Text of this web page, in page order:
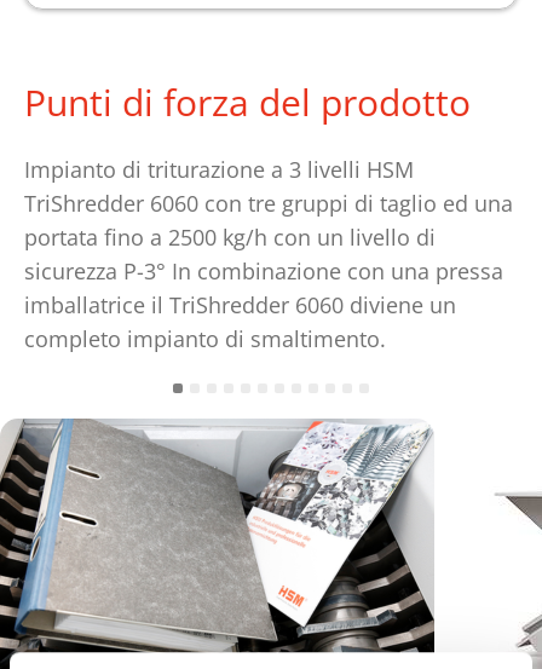
Punti di forza del prodotto
Impianto di triturazione a 3 livelli HSM
TriShredder 6060 con tre gruppi di taglio ed una
portata fino a 2500 kg/h con un livello di
sicurezza P-3° In combinazione con una pressa
imballatrice il TriShredder 6060 diviene un
completo impianto di smaltimento.